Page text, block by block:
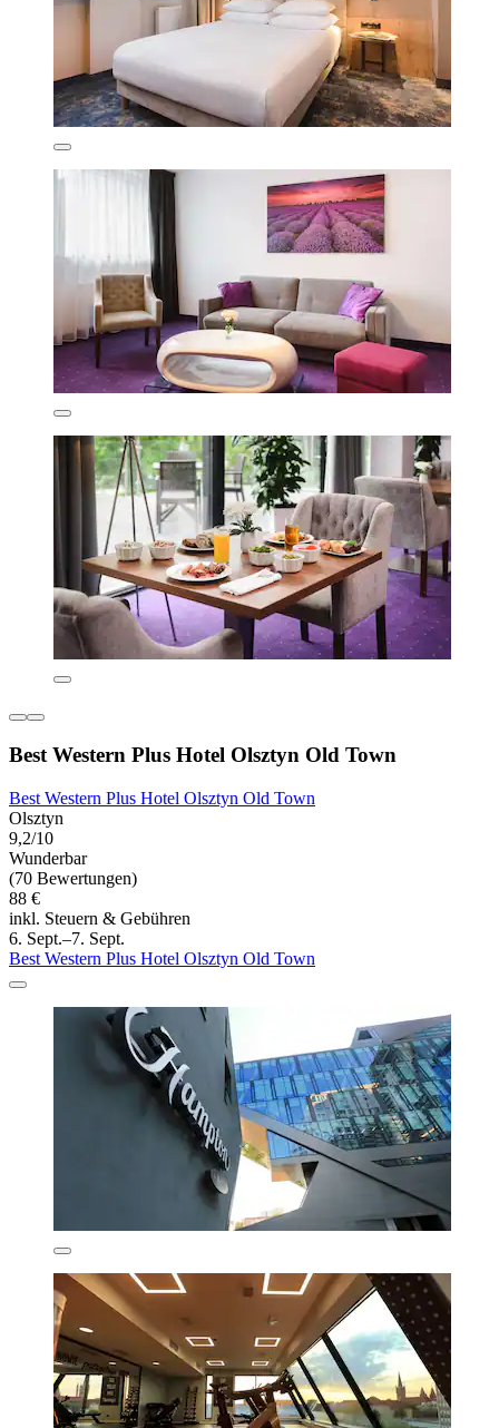
Best Western Plus Hotel Olsztyn Old Town
Best Western Plus Hotel Olsztyn Old Town
Olsztyn
9,2/10
Wunderbar
(70 Bewertungen)
88 €
inkl. Steuern & Gebühren
6. Sept.–7. Sept.
Best Western Plus Hotel Olsztyn Old Town